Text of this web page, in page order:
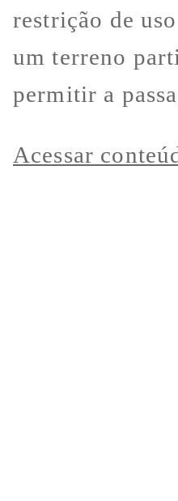
restrição de
um terreno
permitir a
Acessar